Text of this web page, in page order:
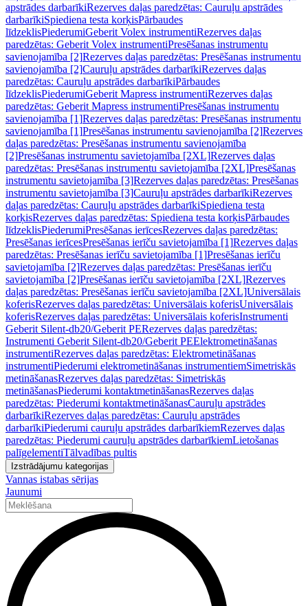
apstrādes darbarīkiRezerves daļas paredzētas: Cauruļu apstrādes
darbarīkiSpiediena testa korķisPārbaudes
līdzeklisPiederumiGeberit Volex instrumentiRezerves daļas
paredzētas: Geberit Volex instrumentiPresēšanas instrumentu
savienojamība [2]Rezerves daļas paredzētas: Presēšanas instrumentu
savienojamība [2]Cauruļu apstrādes darbarīkiRezerves daļas
paredzētas: Cauruļu apstrādes darbarīkiPārbaudes
līdzeklisPiederumiGeberit Mapress instrumentiRezerves daļas
paredzētas: Geberit Mapress instrumentiPresēšanas instrumentu
savienojamība [1]Rezerves daļas paredzētas: Presēšanas instrumentu
savienojamība [1]Presēšanas instrumentu savienojamība [2]Rezerves
daļas paredzētas: Presēšanas instrumentu savienojamība
[2]Presēšanas instrumentu savietojamība [2XL]Rezerves daļas
paredzētas: Presēšanas instrumentu savietojamība [2XL]Presēšanas
instrumentu savietojamība [3]Rezerves daļas paredzētas: Presēšanas
instrumentu savietojamība [3]Cauruļu apstrādes darbarīkiRezerves
daļas paredzētas: Cauruļu apstrādes darbarīkiSpiediena testa
korķisRezerves daļas paredzētas: Spiediena testa korķisPārbaudes
līdzeklisPiederumiPresēšanas ierīcesRezerves daļas paredzētas:
Presēšanas ierīcesPresēšanas ierīču savietojamība [1]Rezerves daļas
paredzētas: Presēšanas ierīču savietojamība [1]Presēšanas ierīču
savietojamība [2]Rezerves daļas paredzētas: Presēšanas ierīču
savietojamība [2]Presēšanas ierīču savietojamība [2XL]Rezerves
daļas paredzētas: Presēšanas ierīču savietojamība [2XL]Universālais
koferisRezerves daļas paredzētas: Universālais koferisUniversālais
koferisRezerves daļas paredzētas: Universālais koferisInstrumenti
Geberit Silent-db20/Geberit PERezerves daļas paredzētas:
Instrumenti Geberit Silent-db20/Geberit PEElektrometināšanas
instrumentiRezerves daļas paredzētas: Elektrometināšanas
instrumentiPiederumi elektrometināšanas instrumentiemSimetriskās
metināšanasRezerves daļas paredzētas: Simetriskās
metināšanasPiederumi kontaktmetināšanasRezerves daļas
paredzētas: Piederumi kontaktmetināšanasCauruļu apstrādes
darbarīkiRezerves daļas paredzētas: Cauruļu apstrādes
darbarīkiPiederumi cauruļu apstrādes darbarīkiemRezerves daļas
paredzētas: Piederumi cauruļu apstrādes darbarīkiemLietošanas
palīgelementiTālvadības pultis
Izstrādājumu kategorijas
Vannas istabas sērijas
Jaunumi